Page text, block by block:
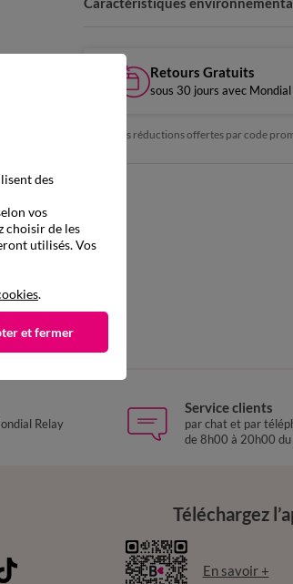
Retours Gratuits
sous 30 jours avec
*exclu des réductions offertes par code
Relay
Service clients
par chat et par
de 8h00 à 20h00 du
Téléchargez
En savoir +
des
vos
choisir de les
utilisés. Vos
.
et fermer